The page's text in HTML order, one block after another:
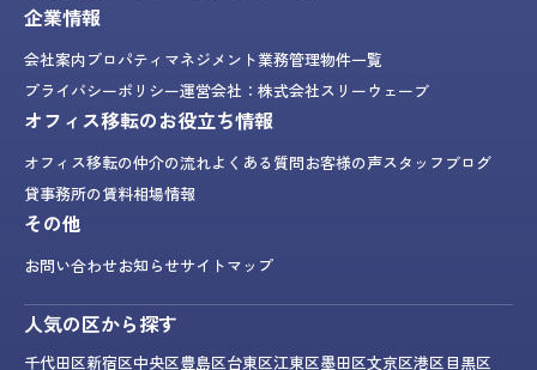
企業情報
会社案内プロパティマネジメント業務管理物件一覧
プライバシーポリシー運営会社：株式会社スリーウェーブ
オフィス移転のお役立ち情報
オフィス移転の仲介の流れよくある質問お客様の声スタッフブログ
貸事務所の賃料相場情報
その他
お問い合わせお知らせサイトマップ
人気の区から探す
千代田区新宿区中央区豊島区台東区江東区墨田区文京区港区目黒区